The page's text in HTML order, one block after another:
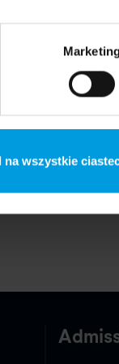
na wszystkie
of